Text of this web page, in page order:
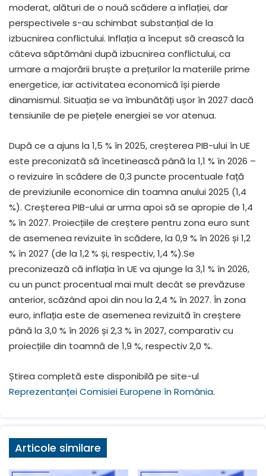
moderat, alături de o nouă scădere a inflației, dar
perspectivele s-au schimbat substanțial de la
izbucnirea conflictului. Inflația a început să crească la
câteva săptămâni după izbucnirea conflictului, ca
urmare a majorării bruște a prețurilor la materiile prime
energetice, iar activitatea economică își pierde
dinamismul. Situația se va îmbunătăți ușor în 2027 dacă
tensiunile de pe piețele energiei se vor atenua.
După ce a ajuns la 1,5 % în 2025, creșterea PIB-ului în UE
este preconizată să încetinească până la 1,1 % în 2026 –
o revizuire în scădere de 0,3 puncte procentuale față
de previziunile economice din toamna anului 2025 (1,4
%). Creșterea PIB-ului ar urma apoi să se apropie de 1,4
% în 2027. Proiecțiile de creștere pentru zona euro sunt
de asemenea revizuite în scădere, la 0,9 % în 2026 și 1,2
% în 2027 (de la 1,2 % și, respectiv, 1,4 %).Se
preconizează că inflația în UE va ajunge la 3,1 % în 2026,
cu un punct procentual mai mult decât se prevăzuse
anterior, scăzând apoi din nou la 2,4 % în 2027. În zona
euro, inflația este de asemenea revizuită în creștere
până la 3,0 % în 2026 și 2,3 % în 2027, comparativ cu
proiecțiile din toamnă de 1,9 %, respectiv 2,0 %.
Știrea completă este disponibilă pe site-ul
Reprezentanței Comisiei Europene în România.
Articole similare